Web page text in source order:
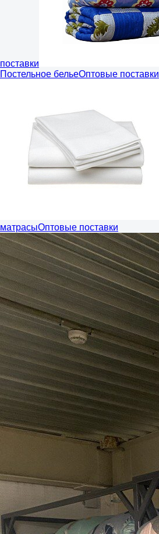
поставки
Постельное бельеОптовые поставки
матрасыОптовые поставки